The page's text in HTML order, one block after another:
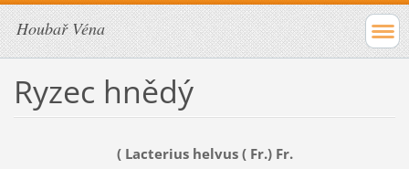
Houbař Véna
Ryzec hnědý
( Lacterius helvus ( Fr.) Fr.